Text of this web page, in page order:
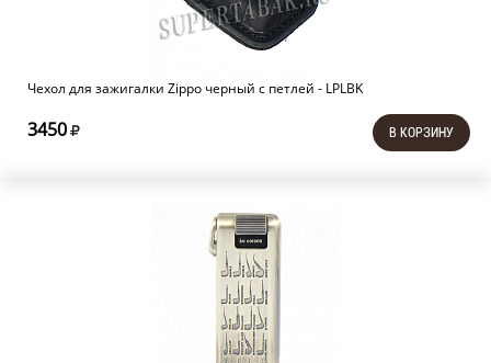
Чехол для зажигалки Zippo черный с петлей - LPLBK
3450 В КОРЗИНУ